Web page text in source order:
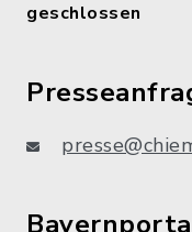
geschlossen